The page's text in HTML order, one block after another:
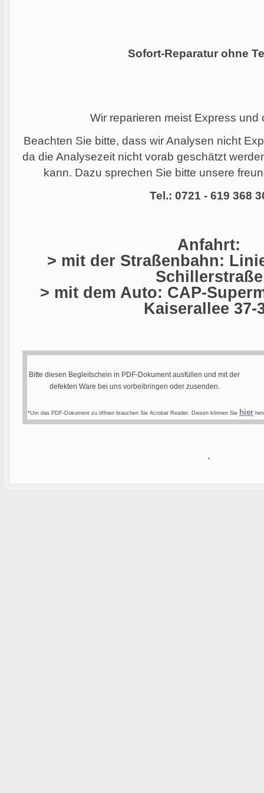
Sofort-Reparatur ohne
Wir reparieren meist Express und
Beachten Sie bitte, dass wir Analysen nicht
da die Analysezeit nicht vorab geschätzt
kann. Dazu sprechen Sie bitte unsere
Tel.: 0721 - 619 368
Anfahrt:
> mit der Straßenbahn:
Schillerstraße
> mit dem Auto: CAP-
Kaiserallee 37-
Bitte diesen Begleitschein in PDF-Dokument ausfüllen und mit der
defekten Ware bei uns vorbeibringen oder zusenden.
*Um das PDF-Dokument zu öffnen brauchen Sie Acrobat Reader. Diesen können Sie hier
.